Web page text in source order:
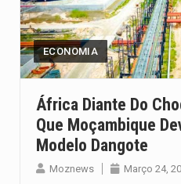
ECONOMIA
África Diante Do
Que Moçambique
Modelo Dangote
Moznews Março 24,